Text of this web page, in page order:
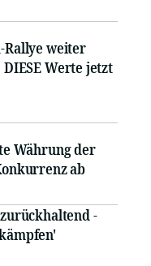
Rallye weiter
Werte jetzt
Währung der
ab
-